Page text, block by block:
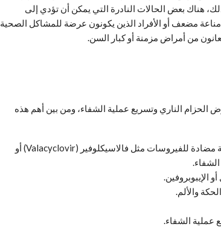
هناك بعض الحالات النادرة التي يمكن أن تؤدي إلى
مضعف أو الأفراد الذين يكونون عرضة للمشاكل الصحية
من أمراض مزمنة أو كبار السن.
الناري وتسريع عملية الشفاء، ومن بين أهم هذه
تناول الأدوية المضادة للفيروسات، حيث يصف الطبيب أدوية مضادة للفيروسات مثل فالاسيكلوفير (Valacyclovir) أو
الإيبوبروفين.
والألم.
عملية الشفاء.